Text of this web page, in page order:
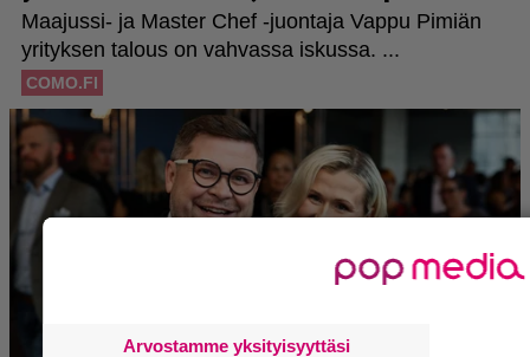
Arvostamme yksityisyyttäsi